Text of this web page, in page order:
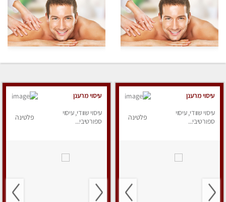
עיסוי מרענן
עיסוי שוודי, עיסוי
ספורטיבי...
פלטינה
עיסוי מרענן
עיסוי שוודי, עיסוי
ספורטיבי...
פלטינה